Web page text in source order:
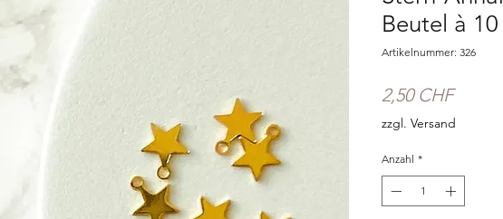
Beutel à 10
Artikelnummer: 326
2,50 CHFPreis
zzgl. Versand
Anzahl *